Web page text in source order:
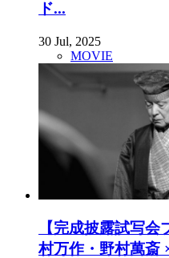
ド...
30 Jul, 2025
MOVIE
【完成披露試写
村万作・野村萬斎